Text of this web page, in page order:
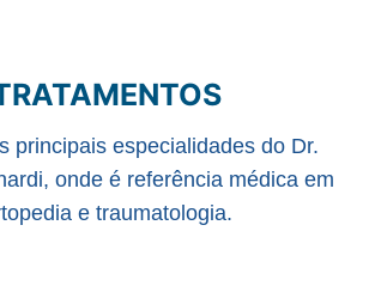
principais especialidades do Dr.
onde é referência médica em
e traumatologia.